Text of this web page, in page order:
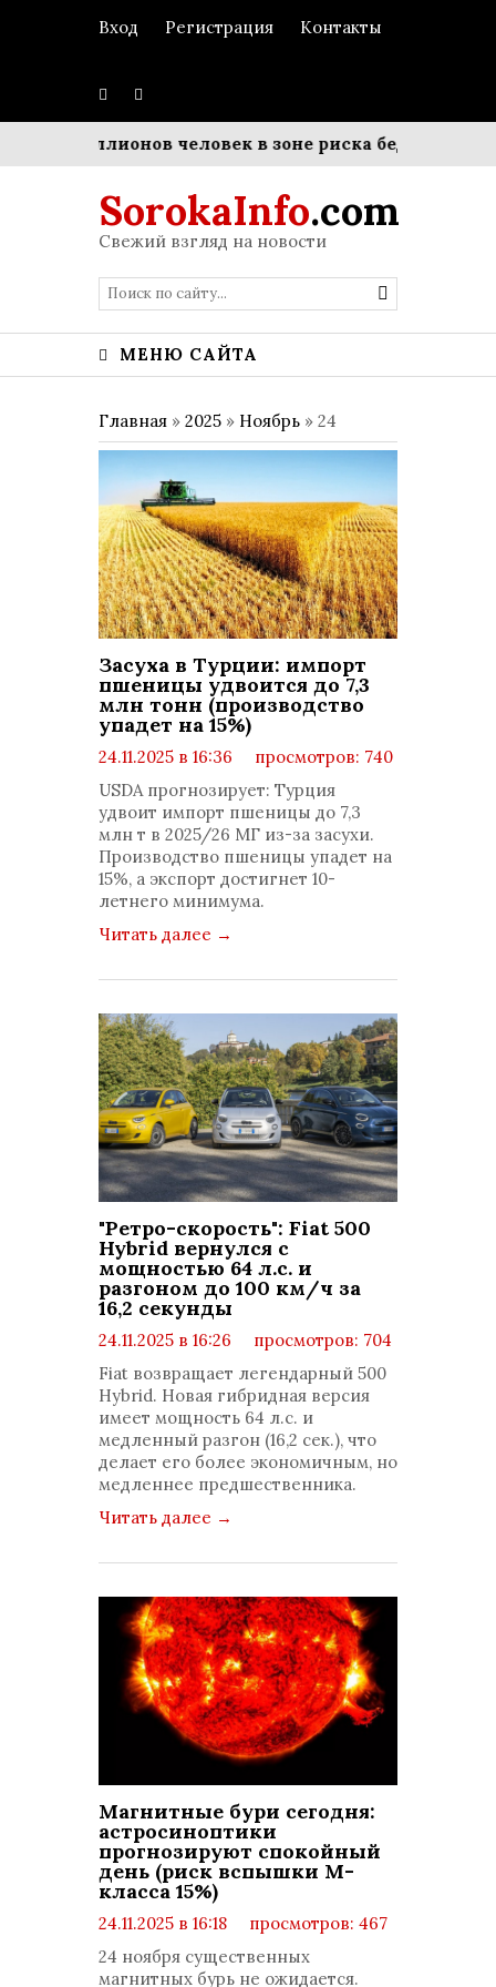
Вход Регистрация Контакты
93 миллионов человек в зоне риска бедности
SorokaInfo.com
Свежий взгляд на новости
МЕНЮ САЙТА
Главная » 2025 » Ноябрь » 24
Засуха в Турции: импорт
пшеницы удвоится до 7,3
млн тонн (производство
упадет на 15%)
24.11.2025 в 16:36
просмотров: 740
комментариев: 0
USDA прогнозирует: Турция
удвоит импорт пшеницы до 7,3
млн т в 2025/26 МГ из-за засухи.
Производство пшеницы упадет на
15%, а экспорт достигнет 10-
летнего минимума.
Читать далее →
"Ретро-скорость": Fiat 500
Hybrid вернулся с
мощностью 64 л.с. и
разгоном до 100 км/ч за
16,2 секунды
24.11.2025 в 16:26
просмотров: 704
Fiat возвращает легендарный 500
Hybrid. Новая гибридная версия
имеет мощность 64 л.с. и
медленный разгон (16,2 сек.), что
делает его более экономичным, но
медленнее предшественника.
Читать далее →
Магнитные бури сегодня:
астросиноптики
прогнозируют спокойный
день (риск вспышки М-
класса 15%)
24.11.2025 в 16:18
просмотров: 467
комментариев: 0
24 ноября существенных
магнитных бурь не ожидается.